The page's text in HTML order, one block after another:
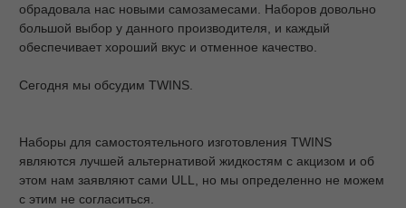
обрадовала нас новыми самозамесами. Наборов довольно
большой выбор у данного производителя, и каждый
обеспечивает хороший вкус и отменное качество.
Сегодня мы обсудим TWINS.
Наборы для самостоятельного изготовления TWINS
являются лучшей альтернативой жидкостям с акцизом и об
этом нам заявляют сами ULL, но мы определенно не можем
с этим не согласиться.